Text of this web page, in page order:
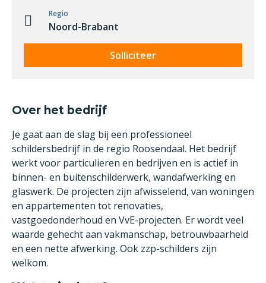
Regio
Noord-Brabant
Solliciteer
Over het bedrijf
Je gaat aan de slag bij een professioneel
schildersbedrijf in de regio Roosendaal. Het bedrijf
werkt voor particulieren en bedrijven en is actief in
binnen- en buitenschilderwerk, wandafwerking en
glaswerk. De projecten zijn afwisselend, van woningen
en appartementen tot renovaties,
vastgoedonderhoud en VvE-projecten. Er wordt veel
waarde gehecht aan vakmanschap, betrouwbaarheid
en een nette afwerking. Ook zzp-schilders zijn
welkom.